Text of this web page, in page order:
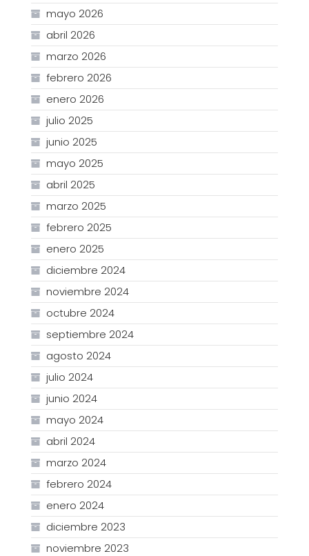
mayo 2026
abril 2026
marzo 2026
febrero 2026
enero 2026
julio 2025
junio 2025
mayo 2025
abril 2025
marzo 2025
febrero 2025
enero 2025
diciembre 2024
noviembre 2024
octubre 2024
septiembre 2024
agosto 2024
julio 2024
junio 2024
mayo 2024
abril 2024
marzo 2024
febrero 2024
enero 2024
diciembre 2023
noviembre 2023